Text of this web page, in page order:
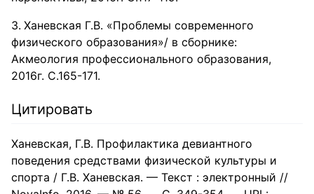
Ханевская Г.В. «Проблемы современного
физического образования»/ в сборнике:
Акмеология профессионального образования,
2016г. С.165-171.
Цитировать
Ханевская, Г.В. Профилактика девиантного
поведения средствами физической культуры и
спорта / Г.В. Ханевская. — Текст : электронный //